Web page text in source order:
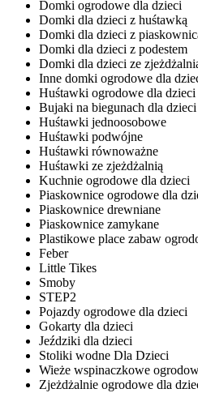
Domki ogrodowe dla dzieci
Domki dla dzieci z huśtawką
Domki dla dzieci z
Domki dla dzieci z podestem
Domki dla dzieci ze
Inne domki ogrodowe dla
Huśtawki ogrodowe dla dzieci
Bujaki na biegunach dla dzieci
Huśtawki jednoosobowe
Huśtawki podwójne
Huśtawki równoważne
Huśtawki ze zjeżdżalnią
Kuchnie ogrodowe dla dzieci
Piaskownice ogrodowe dla
Piaskownice drewniane
Piaskownice zamykane
Plastikowe place zabaw
Feber
Little Tikes
Smoby
STEP2
Pojazdy ogrodowe dla dzieci
Gokarty dla dzieci
Jeździki dla dzieci
Stoliki wodne Dla Dzieci
Wieże wspinaczkowe
Zjeżdżalnie ogrodowe dla